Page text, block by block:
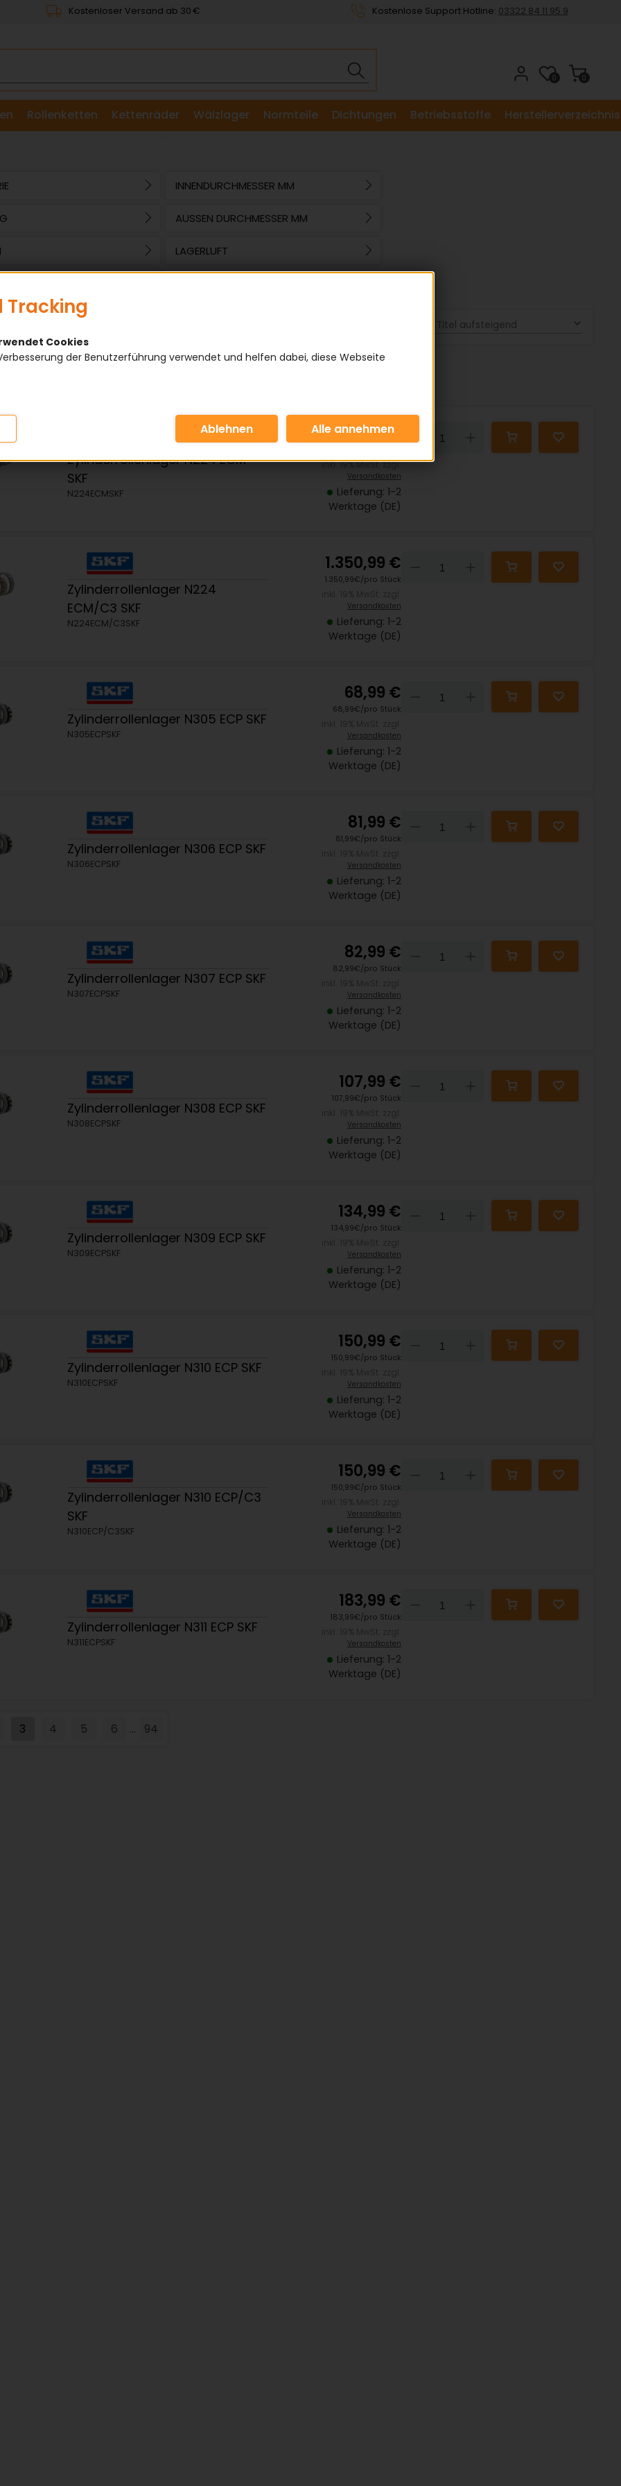
Kostenloser Versand ab 30 € Kostenlose Support Hotline: 03322 84 11 95 9
0
0
Rollenketten
Kettenräder
Wälzlager Normteile Dichtungen Betriebsstoffe Herstellerverzeichnis
INNENDURCHMESSER MM
AUSSEN DURCHMESSER MM
LAGERLUFT
Zylinderrollenlager N224 ECM
SKF
N224ECMSKF
1.418,99 €
inkl. 19% MwSt. zzgl.
Versandkosten
Lieferung: 1-2
Werktage (DE)
Down
Zylinderrollenlager N224
ECM/C3 SKF
N224ECM/C3SKF
1.350,99 €
1.350,99€/pro Stück
Versandkosten
Lieferung: 1-2
Werktage (DE)
Down
Zylinderrollenlager N305 ECP SKF
N305ECPSKF
68,99 €
68,99€/pro Stück
Versandkosten
Lieferung: 1-2
Werktage (DE)
Down
Zylinderrollenlager N306 ECP SKF
N306ECPSKF
81,99 €
81,99€/pro Stück
Versandkosten
Lieferung: 1-2
Werktage (DE)
Down
Zylinderrollenlager N307 ECP SKF
N307ECPSKF
82,99 €
82,99€/pro Stück
Versandkosten
Lieferung: 1-2
Werktage (DE)
Down
Zylinderrollenlager N308 ECP SKF
N308ECPSKF
107,99 €
107,99€/pro Stück
Versandkosten
Lieferung: 1-2
Werktage (DE)
Down
Zylinderrollenlager N309 ECP SKF
N309ECPSKF
134,99 €
134,99€/pro Stück
Versandkosten
Lieferung: 1-2
Werktage (DE)
Down
Zylinderrollenlager N310 ECP SKF
N310ECPSKF
150,99 €
150,99€/pro Stück
Versandkosten
Lieferung: 1-2
Werktage (DE)
Down
Zylinderrollenlager N310 ECP/C3
SKF
N310ECP/C3SKF
150,99 €
150,99€/pro Stück
Versandkosten
Lieferung: 1-2
Werktage (DE)
Down
Zylinderrollenlager N311 ECP SKF
N311ECPSKF
183,99 €
183,99€/pro Stück
Versandkosten
Lieferung: 1-2
Werktage (DE)
Down
3 4 5 6 ... 94
Tracking
Cookies
der Benutzerführung verwendet und helfen dabei, diese Webseite